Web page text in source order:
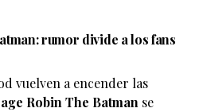
como Penélope Cruz,
video parece ser
de X-Men, quienes
de los contenidos virales
rumor divide a los fans
vuelven a encender las
Robin The Batmanse